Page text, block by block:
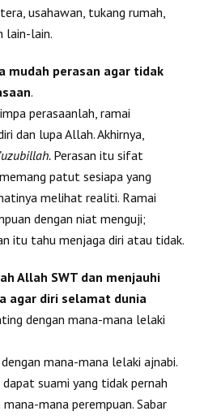
usahawan, tukang rumah,
lain-lain.
mudah perasan agar tidak
.
perasaanlah, ramai
dan lupa Allah. Akhirnya,
Perasan itu sifat
patut sesiapa yang
melihat realiti. Ramai
dengan niat menguji;
itu tahu menjaga diri atau tidak.
Allah SWT dan menjauhi
agar diri selamat dunia
dengan mana-mana lelaki
mana-mana lelaki ajnabi.
suami yang tidak pernah
mana perempuan. Sabar